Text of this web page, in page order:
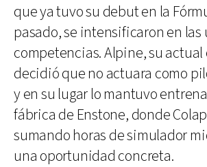
que ya tuvo su debut en la
pasado, se intensificaron en las
competencias. Alpine, su
decidió que no actuara como
y en su lugar lo mantuvo
fábrica de Enstone, donde
sumando horas de simulador
una oportunidad concreta.